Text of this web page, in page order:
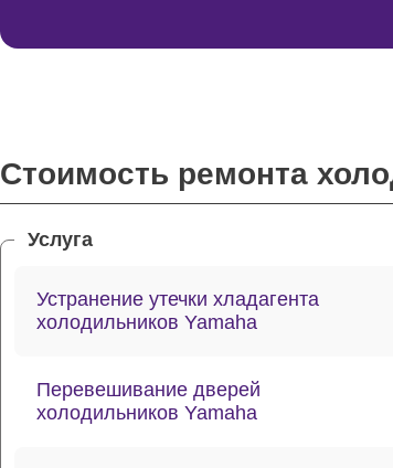
Стоимость ремонта
Услуга
Устранение утечки хладагента
холодильников Yamaha
Перевешивание дверей
холодильников Yamaha